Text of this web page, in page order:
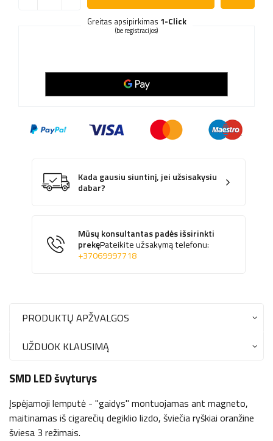
Greitas apsipirkimas 1-Click
(be registracijos)
Kada gausiu siuntinį, jei užsisakysiu
dabar?
Mūsų konsultantas padės išsirinkti
prekęPateikite užsakymą telefonu:
+37069997718
PRODUKTŲ APŽVALGOS
UŽDUOK KLAUSIMĄ
SMD LED švyturys
Įspėjamoji lemputė - "gaidys" montuojamas ant magneto,
maitinamas iš cigarečių degiklio lizdo, šviečia ryškiai oranžine
šviesa 3 režimais.